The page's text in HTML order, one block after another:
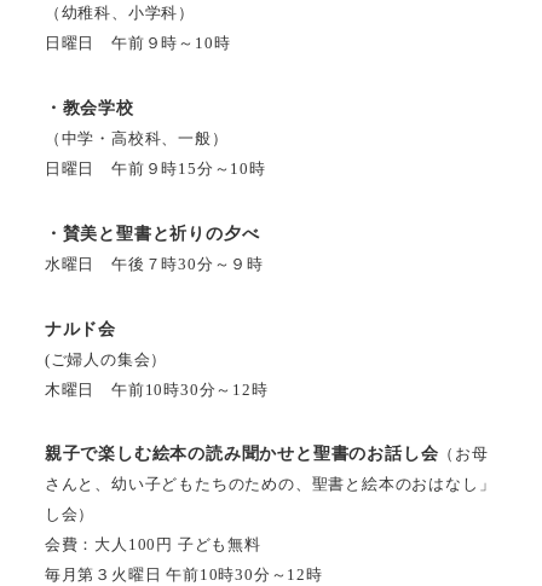
（幼稚科、小学科）
日曜日 午前９時～10時
・教会学校
（中学・高校科、一般）
日曜日 午前９時15分～10時
・賛美と聖書と祈りの夕べ
水曜日 午後７時30分～９時
ナルド会
(ご婦人の集会）
木曜日 午前10時30分～12時
親子で楽しむ絵本の読み聞かせと聖書のお話し会 （お母
さんと、幼い子どもたちのための、聖書と絵本のおはなし」
し会）
会費：大人100円 子ども無料
毎月第３火曜日 午前10時30分～12時